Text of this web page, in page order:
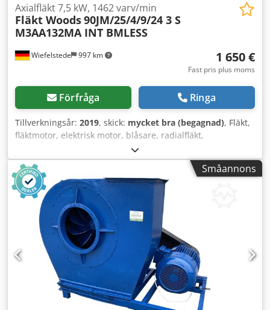
Wiefelstede 997 km
Axialfläkt 7,5 kW, 1462 varv/min
Fläkt Woods90JM/25/4/9/24 3 S
M3AA132MA INT BMLESS
1 650 €
Fast pris plus moms
Förfråga Ringa
Tillverkningsår: 2019, skick: mycket bra (begagnad), Fläkt,
fläktmotor, elektrisk motor, blåsare, radialfläkt,
nödutblåsningsfläkt, rökgasfläkt, axialfläkt Crodpfjxd T D
Iex Ahlof -Kapsling: förzinkat stål -Skick: fläktarna är
oanvända (lagerhållning) -Tillverkare: Fläkt Woods,
axialfläkt -Typ: 90JM/25/4/9/24 3 S M3AA132MA INT BMLESS
-Effekt: 7,5 kW 1462 varv/min -Fläkthjul: Ø 900 mm -Antal: 3
stycken fläktar tillgängliga -Pris: per styck -Mått:
1140/1140/H610 mm -Vikt: 140 kg/st.
Småannons